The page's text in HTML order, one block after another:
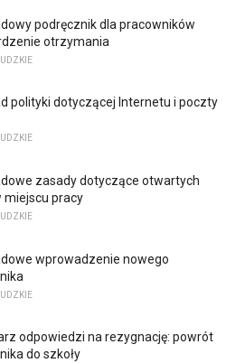
podręcznik dla pracowników
otrzymania
polityki dotyczącej Internetu i poczty
zasady dotyczące otwartych
miejscu pracy
wprowadzenie nowego
odpowiedzi na rezygnację: powrót
do szkoły